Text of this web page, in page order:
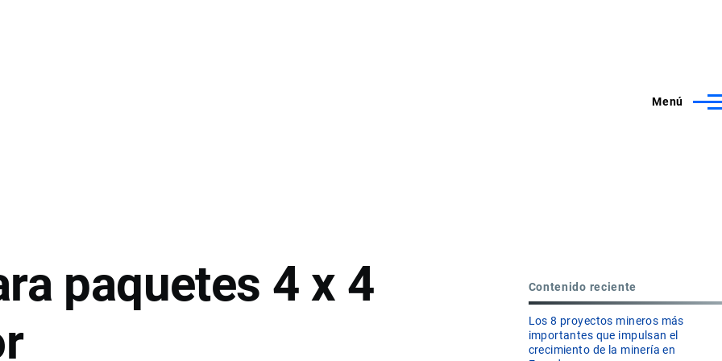
Menú
paquetes 4 x 4
Contenido reciente
Los 8 proyectos mineros más
importantes que impulsan el
crecimiento de la minería en